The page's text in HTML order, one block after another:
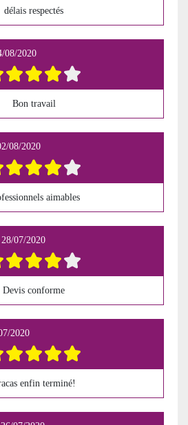
délais respectés
08/2020
Bon travail
08/2020
aimables
28/07/2020
Devis conforme
2020
enfin terminé!